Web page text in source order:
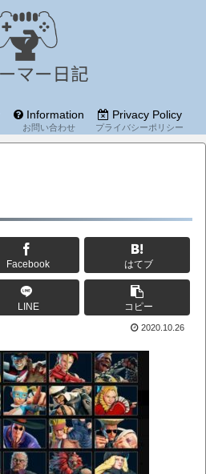
Information
お問い合わせ
Privacy Policy
プライバシーポリシー
Facebook はてブ
LINE コピー
2020.10.26